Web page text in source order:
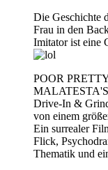
Die Geschichte
Frau in den
Imitator ist eine
POOR
Drive-In &
von einem
Ein surrealer
Flick,
Thematik und